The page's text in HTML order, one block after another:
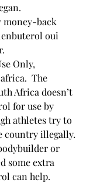
money-back
oui
Only,
The
Africa doesn’t
for use by
athletes try to
country illegally.
or
some extra
can help.